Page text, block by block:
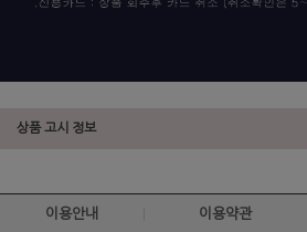
상품 고시 정보
이용안내 이용약관